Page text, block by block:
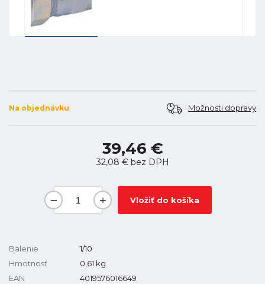
Na objednávku Možnosti dopravy
39,46 €
32,08 €bez DPH
Vložiť do košíka
Balenie
1/10
Hmotnosť
0,61 kg
EAN
4019576016649